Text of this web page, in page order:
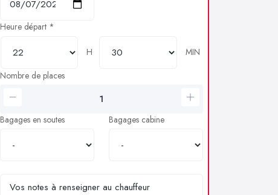
Heure départ *
H
MIN
Nombre de places
Bagages en soutes Bagages cabine